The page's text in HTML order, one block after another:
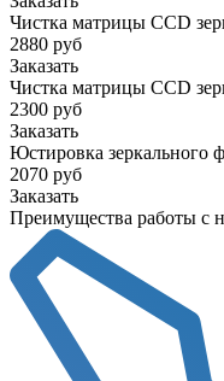
Чистка матрицы CCD
2880 руб
Заказать
Чистка матрицы CCD
2300 руб
Заказать
Юстировка зеркального
2070 руб
Заказать
Преимущества работы с